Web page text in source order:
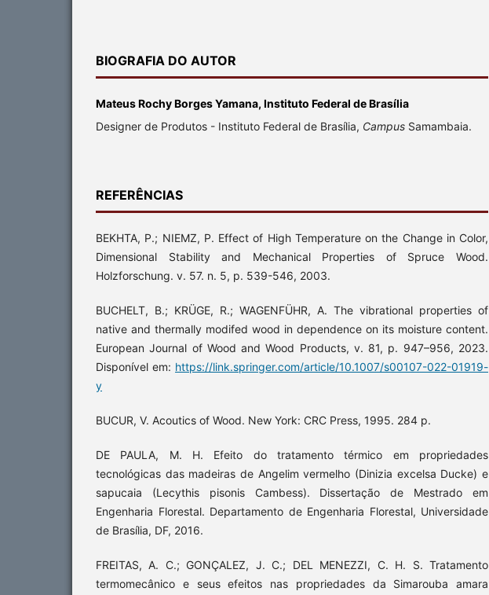
BIOGRAFIA DO AUTOR
Mateus Rochy Borges Yamana, Instituto Federal de Brasília
Designer de Produtos - Instituto Federal de Brasília, Campus Samambaia.
REFERÊNCIAS
BEKHTA, P.; NIEMZ, P. Effect of High Temperature on the Change in Color,
Dimensional Stability and Mechanical Properties of Spruce Wood.
Holzforschung. v. 57. n. 5, p. 539-546, 2003.
BUCHELT, B.; KRÜGE, R.; WAGENFÜHR, A. The vibrational properties of
native and thermally modifed wood in dependence on its moisture content.
European Journal of Wood and Wood Products, v. 81, p. 947–956, 2023.
Disponível em: https://link.springer.com/article/10.1007/s00107-022-01919-
y
BUCUR, V. Acoutics of Wood. New York: CRC Press, 1995. 284 p.
DE PAULA, M. H. Efeito do tratamento térmico em propriedades
tecnológicas das madeiras de Angelim vermelho (Dinizia excelsa Ducke) e
sapucaia (Lecythis pisonis Cambess). Dissertação de Mestrado em
Engenharia Florestal. Departamento de Engenharia Florestal, Universidade
de Brasília, DF, 2016.
FREITAS, A. C.; GONÇALEZ, J. C.; DEL MENEZZI, C. H. S. Tratamento
termomecânico e seus efeitos nas propriedades da Simarouba amara